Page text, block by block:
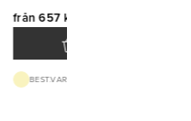
från657 kr/st
BEST.VARA 1-2V